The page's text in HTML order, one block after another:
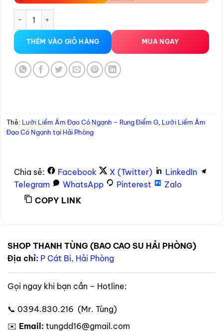
THÊM VÀO GIỎ HÀNG MUA NGAY
Thẻ: Lưỡi Liếm Âm Đạo Có Ngạnh – Rung Điểm G Lưỡi Liếm Âm
Đạo Có Ngạnh tại Hải Phòng
Chia sẻ: Facebook X (Twitter)
LinkedIn
Telegram
WhatsApp Pinterest
Zalo
COPY LINK
SHOP THANH TÙNG (BAO CAO SU HẢI PHÒNG)
Địa chỉ: P Cát Bi, Hải Phòng
Gọi ngay khi bạn cần – Hotline:
📞 0394.830.216 (Mr. Tùng)
✉️ Email: tungdd16@gmail.com